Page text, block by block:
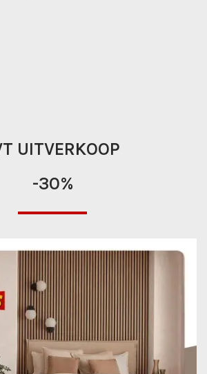
UITVERKOOP
-30%